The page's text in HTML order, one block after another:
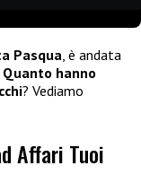
Pasqua , è andata
Quanto hanno
? Vediamo
Affari Tuoi